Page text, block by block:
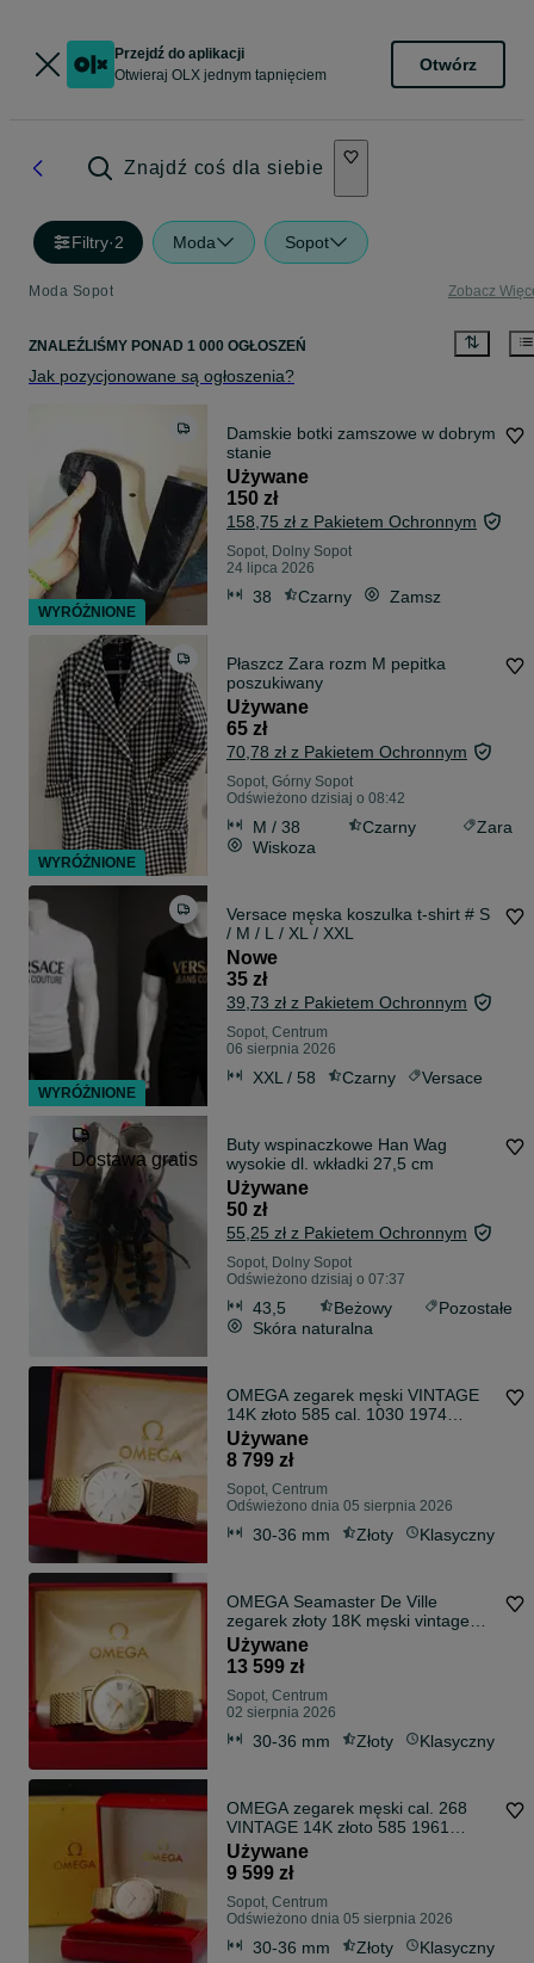
Przejdź do aplikacji
Otwieraj OLX jednym tapnięciem
Otwórz
Znajdź coś dla siebie
Filtry·2 Moda Sopot
Moda Sopot Zobacz
ZNALEŹLIŚMY PONAD 1 000 OGŁOSZEŃ
Jak pozycjonowane są ogłoszenia?
Damskie botki zamszowe w dobrym
stanie
Używane
150 zł
158,75 zł z Pakietem Ochronnym
Sopot, Dolny Sopot
24 lipca 2026
38 Czarny Zamsz
Płaszcz Zara rozm M pepitka
poszukiwany
Używane
65 zł
70,78 zł z Pakietem Ochronnym
Sopot, Górny Sopot
Odświeżono dzisiaj o 08:42
M / 38 Czarny
Zara
Wiskoza
Versace męska koszulka t-shirt # S
/ M / L / XL / XXL
Nowe
35 zł
39,73 zł z Pakietem Ochronnym
Sopot, Centrum
06 sierpnia 2026
XXL / 58 Czarny Versace
Dostawa gratis
Buty wspinaczkowe Han Wag
wysokie dl. wkładki 27,5 cm
Używane
50 zł
55,25 zł z Pakietem Ochronnym
Sopot, Dolny Sopot
Odświeżono dzisiaj o 07:37
43,5 Beżowy
Pozostałe
Skóra naturalna
OMEGA zegarek męski VINTAGE
14K złoto 585 cal. 1030 1974
oryginalny box
Używane
8 799 zł
Sopot, Centrum
Odświeżono dnia 05 sierpnia 2026
30-36 mm Złoty Klasyczny
OMEGA Seamaster De Ville
zegarek złoty 18K męski vintage
ORYGINALNY BOX 1963
Używane
13 599 zł
Sopot, Centrum
02 sierpnia 2026
30-36 mm Złoty Klasyczny
OMEGA zegarek męski cal. 268
VINTAGE 14K złoto 585 1961
oryginalny BOX x2
Używane
9 599 zł
Sopot, Centrum
Odświeżono dnia 05 sierpnia 2026
30-36 mm Złoty Klasyczny
WYRÓŻNIONE
WYRÓŻNIONE
WYRÓŻNIONE